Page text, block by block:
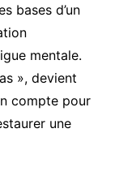
bases d’un
mentale.
», devient
compte pour
une